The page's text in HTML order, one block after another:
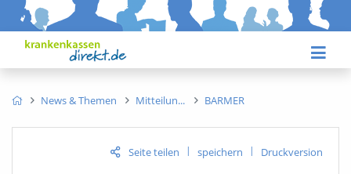
News & Themen Mitteilun BARMER
Seite teilen | speichern | Druckversion